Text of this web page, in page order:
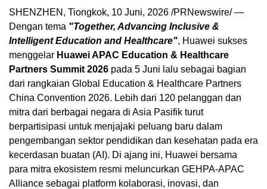
SHENZHEN, Tiongkok, 10 Juni, 2026 /PRNewswire/ —
Dengan tema "Together, Advancing Inclusive &
Intelligent Education and Healthcare", Huawei sukses
menggelar Huawei APAC Education & Healthcare
Partners Summit 2026 pada 5 Juni lalu sebagai bagian
dari rangkaian Global Education & Healthcare Partners
China Convention 2026. Lebih dari 120 pelanggan dan
mitra dari berbagai negara di Asia Pasifik turut
berpartisipasi untuk menjajaki peluang baru dalam
pengembangan sektor pendidikan dan kesehatan pada era
kecerdasan buatan (AI). Di ajang ini, Huawei bersama
para mitra ekosistem resmi meluncurkan GEHPA-APAC
Alliance sebagai platform kolaborasi, inovasi, dan